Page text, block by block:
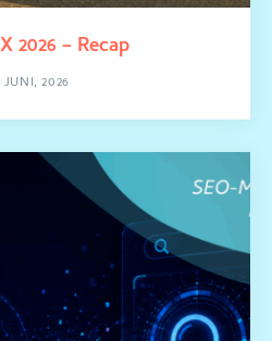
2026 – Recap
JUNI, 2026